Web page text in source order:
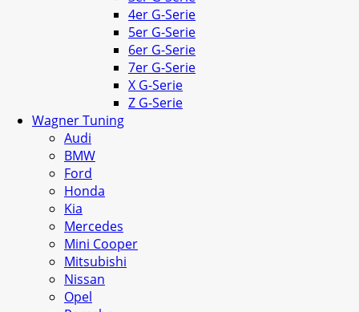
4er G-Serie
5er G-Serie
6er G-Serie
7er G-Serie
X G-Serie
Z G-Serie
Wagner Tuning
Audi
BMW
Ford
Honda
Kia
Mercedes
Mini Cooper
Mitsubishi
Nissan
Opel